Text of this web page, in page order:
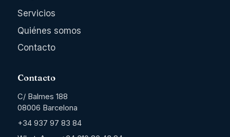
Servicios
Quiénes somos
Contacto
Contacto
C/ Balmes 188
08006 Barcelona
+34 937 97 83 84